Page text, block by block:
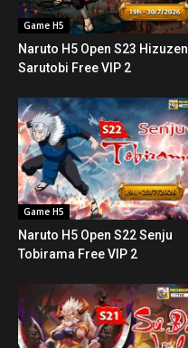
Game H5
Naruto H5 Open S23 Hizuzen
Sarutobi Free VIP 2
Game H5
Naruto H5 Open S22 Senju
Tobirama Free VIP 2